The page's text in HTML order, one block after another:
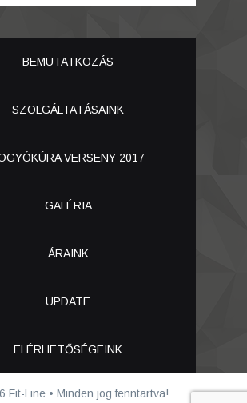
BEMUTATKOZÁS
SZOLGÁLTATÁSAINK
VERSENY 2017
GALÉRIA
ÁRAINK
UPDATE
ELÉRHETŐSÉGEINK
Fit-Line • Minden jog fenntartva!